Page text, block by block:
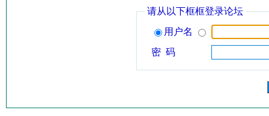
请从以下框框登录论坛
用户名
密 码